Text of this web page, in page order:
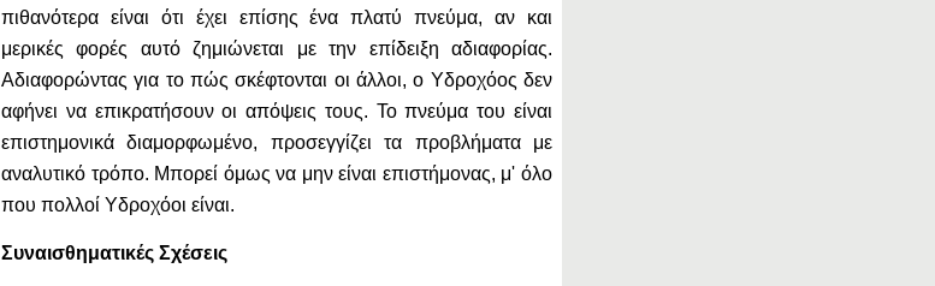
πιθανότερα είναι ότι έχει επίσης ένα πλατύ πνεύμα, αν και
μερικές φορές αυτό ζημιώνεται με την επίδειξη αδιαφορίας.
Αδιαφορώντας για το πώς σκέφτονται οι άλλοι, ο Υδροχόος δεν
αφήνει να επικρατήσουν οι απόψεις τους. Το πνεύμα του είναι
επιστημονικά διαμορφωμένο, προσεγγίζει τα προβλήματα με
αναλυτικό τρόπο. Μπορεί όμως να μην είναι επιστήμονας, μ' όλο
που πολλοί Υδροχόοι είναι.
Συναισθηματικές Σχέσεις